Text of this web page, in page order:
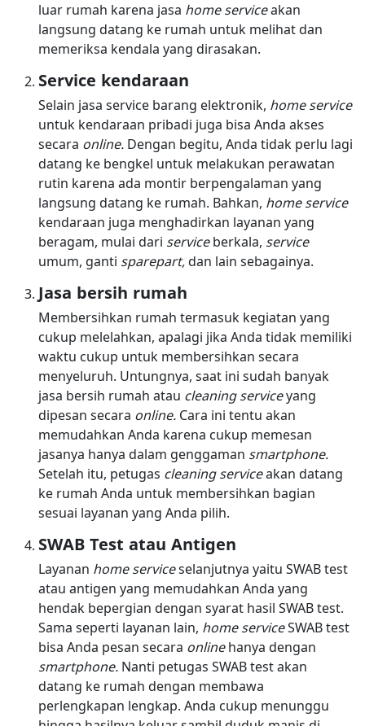
luar rumah karena jasa home serviceakan
langsung datang ke rumah untuk melihat dan
memeriksa kendala yang dirasakan.
Service kendaraan
Selain jasa service barang elektronik, home service
untuk kendaraan pribadi juga bisa Anda akses
secara online. Dengan begitu, Anda tidak perlu lagi
datang ke bengkel untuk melakukan perawatan
rutin karena ada montir berpengalaman yang
langsung datang ke rumah. Bahkan, home service
kendaraan juga menghadirkan layanan yang
beragam, mulai dari serviceberkala, service
umum, ganti sparepart,dan lain sebagainya.
Jasa bersih rumah
Membersihkan rumah termasuk kegiatan yang
cukup melelahkan, apalagi jika Anda tidak memiliki
waktu cukup untuk membersihkan secara
menyeluruh. Untungnya, saat ini sudah banyak
jasa bersih rumah atau cleaning serviceyang
dipesan secara online. Cara ini tentu akan
memudahkan Anda karena cukup memesan
jasanya hanya dalam genggaman smartphone.
Setelah itu, petugas cleaning serviceakan datang
ke rumah Anda untuk membersihkan bagian
sesuai layanan yang Anda pilih.
SWAB Test atau Antigen
Layanan home serviceselanjutnya yaitu SWAB test
atau antigen yang memudahkan Anda yang
hendak bepergian dengan syarat hasil SWAB test.
Sama seperti layanan lain, home serviceSWAB test
bisa Anda pesan secara onlinehanya dengan
smartphone. Nanti petugas SWAB test akan
datang ke rumah dengan membawa
perlengkapan lengkap. Anda cukup menunggu